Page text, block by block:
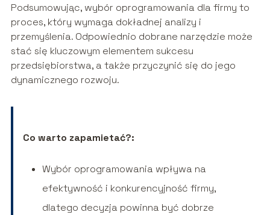
Podsumowując, wybór oprogramowania dla firmy to
proces, który wymaga dokładnej analizy i
przemyślenia. Odpowiednio dobrane narzędzie może
stać się kluczowym elementem sukcesu
przedsiębiorstwa, a także przyczynić się do jego
dynamicznego rozwoju.
Co warto zapamietać?:
Wybór oprogramowania wpływa na
efektywność i konkurencyjność firmy,
dlatego decyzja powinna być dobrze